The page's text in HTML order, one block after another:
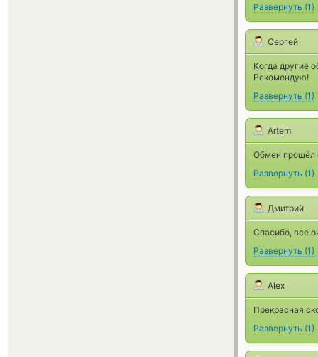
Развернуть (1)
Сергей
Когда другие
Рекомендую!
Развернуть (1)
Artem
Обмен прошёл
Развернуть (1)
Дмитрий
Спасибо, все
Развернуть (1)
Alex
Прекрасная
Развернуть (1)